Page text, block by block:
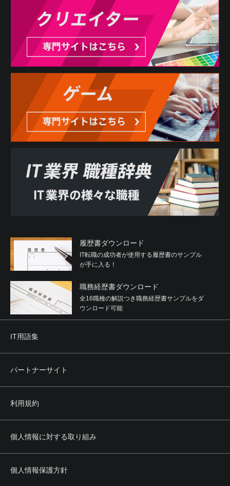
履歴書ダウンロード
IT転職の成功者が使用する履歴書のサンプル
が手に入る！
職務経歴書ダウンロード
全16職種の解説つき職務経歴書サンプルをダ
ウンロード可能
IT用語集
パートナーサイト
利用規約
個人情報に対する取り組み
個人情報保護方針